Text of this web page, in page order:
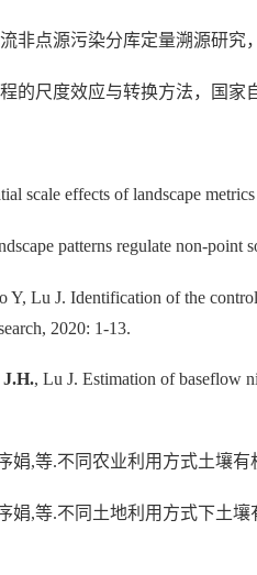
非点源污染分库定量溯源研究
的尺度效应与转换方法，国家
scale effects of landscape
patterns regulate non-point
Y, Lu J. Identification of the
2020: 1-13.
, Lu J. Estimation of baseflow
娟,等.不同农业利用方式土壤有
娟,等.不同土地利用方式下土壤